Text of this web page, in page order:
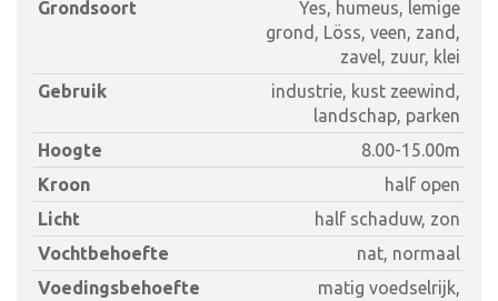
Grondsoort
Yes, humeus, lemige
grond, Löss, veen, zand,
zavel, zuur, klei
Gebruik
industrie, kust zeewind,
landschap, parken
Hoogte
8.00-15.00m
Kroon
half open
Licht
half schaduw, zon
Vochtbehoefte
nat, normaal
Voedingsbehoefte
matig voedselrijk,